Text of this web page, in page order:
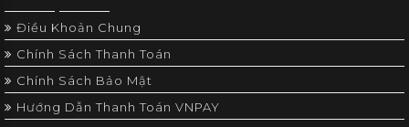
Điều Khoản Chung
Chính Sách Thanh Toán
Chính Sách Bảo Mật
Hướng Dẫn Thanh Toán VNPAY